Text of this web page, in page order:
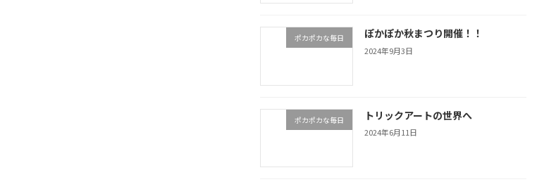
ポカポカな毎日 ぽかぽか秋まつり開催！！
2024年9月3日
ポカポカな毎日 トリックアートの世界へ
2024年6月11日